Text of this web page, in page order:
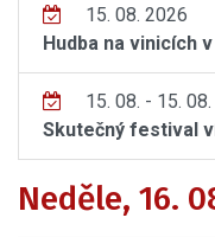
15. 08. 2026
Hudba na vinicích v
15. 08. - 15.
Skutečný festival
Neděle, 16.